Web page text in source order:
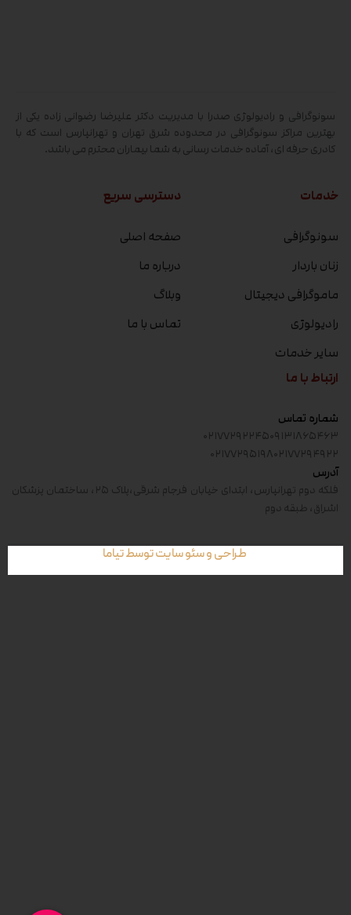
سونوگرافی و رادیولوژی صدرا با مدیریت دکتر علیرضا رضوانی زاده یکی از
بهترین مراکز سونوگرافی در محدوده شرق تهران و تهرانپارس است که با
کادری حرفه ای، آماده خدمات رسانی به شما بیماران محترم می باشد.
خدمات
سونوگرافی
زنان باردار
ماموگرافی دیجیتال
رادیولوژی
سایر خدمات
دسترسی سریع
صفحه اصلی
درباره ما
وبلاگ
تماس با ما
ارتباط با ما
شماره تماس
۰۹۱۳۱۸۶۵۴۶۳۰۲۱۷۷۲۹۲۲۴۵
۰۲۱۷۷۲۹۴۹۲۲۰۲۱۷۷۲۹۵۱۹۸
آدرس
فلکه دوم تهرانپارس، ابتدای خیابان فرجام شرقی،پلاک ۲۵، ساختمان پزشکان
اشراق، طبقه دوم
طراحی و سئو سایت توسط تیاما